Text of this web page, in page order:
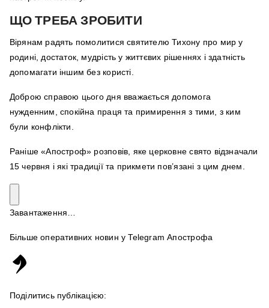
ЩО ТРЕБА ЗРОБИТИ
Вірянам радять помолитися святителю Тихону про мир у
родині, достаток, мудрість у життєвих рішеннях і здатність
допомагати іншим без користі.
Доброю справою цього дня вважається допомога
нужденним, спокійна праця та примирення з тими, з ким
були конфлікти.
Раніше «Апостроф» розповів, яке церковне свято відзначали
15 червня і які традиції та прикмети пов’язані з цим днем.
Завантаження…
Більше оперативних новин у Telegram Апострофа
Поділитись публікацією: